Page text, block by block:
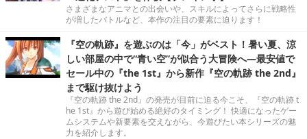
さまざまなアニマとの出会いや、スキルによってさらに戦略性
が増したバトルなど、本作の注目の要素に迫ります！
『空の軌跡』を遊ぶのは「今」がベスト！暑い夏、涼
しい部屋の中で“青い空”が似合う大冒険へ―最安値で
セール中の『the 1st』から新作『空の軌跡 the 2nd』
まで駆け抜けよう
『空の軌跡 the 2nd』の発売が目前に迫る今こそ、『空の軌跡 t
he 1st』から遊び始める絶好のタイミング！ 快適になったゲー
ムシステムや新要素を交えながら、今遊びたい本シリーズの魅
力を紹介します。